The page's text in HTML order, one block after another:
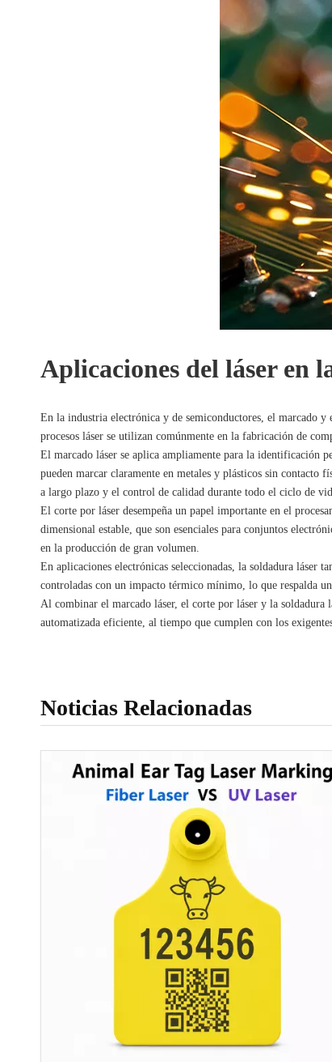
Aplicaciones del láser en
En la industria electrónica y de semiconductores, el marcado
procesos láser se utilizan comúnmente en la fabricación de
El marcado láser se aplica ampliamente para la identificación
pueden marcar claramente en metales y plásticos sin
a largo plazo y el control de calidad durante todo el ciclo de
El corte por láser desempeña un papel importante en el
dimensional estable, que son esenciales para conjuntos
en la producción de gran volumen.
En aplicaciones electrónicas seleccionadas, la soldadura láser
controladas con un impacto térmico mínimo, lo que respalda
Al combinar el marcado láser, el corte por láser y la soldadura
automatizada eficiente, al tiempo que cumplen con los
Noticias Relacionadas